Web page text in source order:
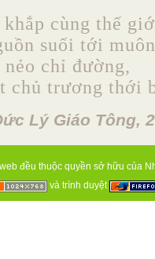
khắp cùng thế
suối tới
chỉ đường,
chủ trương thới
Lý Giáo Tông,
đều thuộc quyền sở hữu của
và trình duyệt